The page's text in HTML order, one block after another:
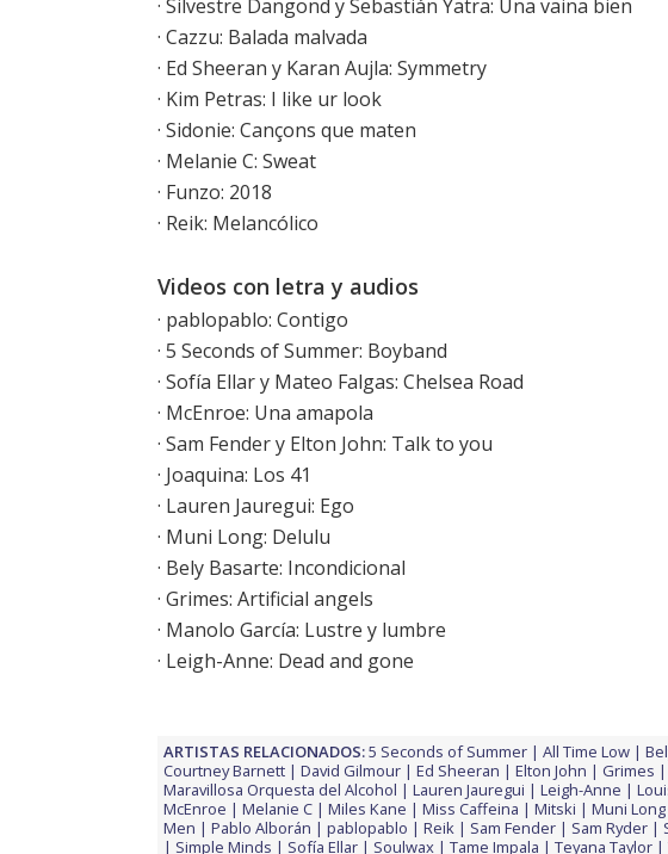
· Silvestre Dangond y Sebastián Yatra: Una vaina bien
· Cazzu: Balada malvada
· Ed Sheeran y Karan Aujla: Symmetry
· Kim Petras: I like ur look
· Sidonie: Cançons que maten
· Melanie C: Sweat
· Funzo: 2018
· Reik: Melancólico
Videos con letra y audios
· pablopablo: Contigo
· 5 Seconds of Summer: Boyband
· Sofía Ellar y Mateo Falgas: Chelsea Road
· McEnroe: Una amapola
· Sam Fender y Elton John: Talk to you
· Joaquina: Los 41
· Lauren Jauregui: Ego
· Muni Long: Delulu
· Bely Basarte: Incondicional
· Grimes: Artificial angels
· Manolo García: Lustre y lumbre
· Leigh-Anne: Dead and gone
ARTISTAS RELACIONADOS:5 Seconds of Summer All Time Low
Courtney Barnett
David Gilmour Ed Sheeran Elton John Grimes
Maravillosa Orquesta del Alcohol
Lauren Jauregui Leigh-Anne
McEnroe
Melanie C Miles Kane Miss Caffeina Mitski Muni Long
Men
Pablo Alborán pablopablo Reik Sam Fender Sam Ryder
Simple Minds
Sofía Ellar Soulwax Tame Impala Teyana Taylor